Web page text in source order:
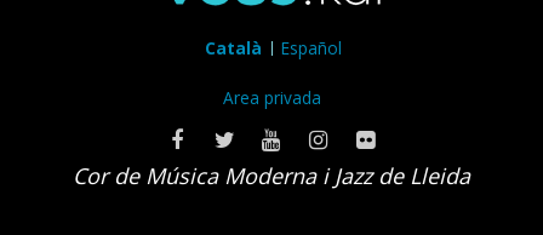
Català Español
Area privada
Cor de Música Moderna i Jazz de Lleida